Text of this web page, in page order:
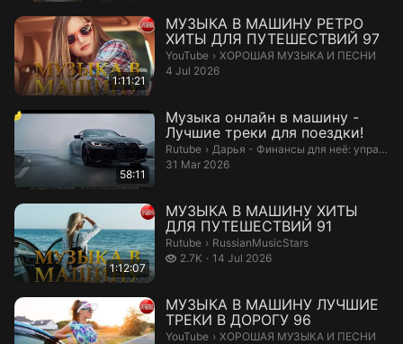
1:11:21
МУЗЫКА В МАШИНУ РЕТРО
ХИТЫ ДЛЯ ПУТЕШЕСТВИЙ 97
YouTube › ХОРОШАЯ МУЗЫКА И ПЕСНИ.
ХОРОШАЯ МУЗЫКА И ПЕСНИ
4 Jul 2026
58:11
Музыка онлайн в машину -
Лучшие треки для поездки!
Rutube › Дарья - Финансы для неё:
Дарья - Финансы для неё: управлять и приумножать
31 Mar 2026
1:12:07
МУЗЫКА В МАШИНУ ХИТЫ
ДЛЯ ПУТЕШЕСТВИЙ 91
Rutube › RussianMusicStars.
RussianMusicStars
2.7K
2.7 thousand views
14 Jul 2026
МУЗЫКА В МАШИНУ ЛУЧШИЕ
ТРЕКИ В ДОРОГУ 96
YouTube › ХОРОШАЯ МУЗЫКА И ПЕСНИ.
ХОРОШАЯ МУЗЫКА И ПЕСНИ